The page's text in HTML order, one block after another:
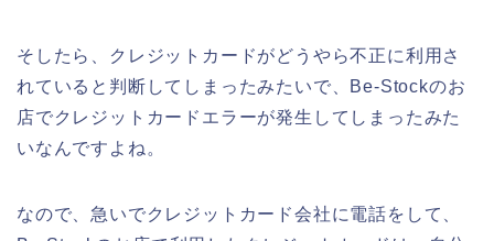
そしたら、クレジットカードがどうやら不正に利用さ
れていると判断してしまったみたいで、Be-Stockのお
店でクレジットカードエラーが発生してしまったみた
いなんですよね。
なので、急いでクレジットカード会社に電話をして、